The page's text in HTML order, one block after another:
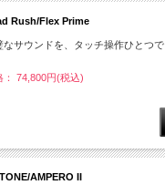
Rush/Flex Prime
なサウンドを、タッチ操作ひとつで
： 74,800円(税込)
AMPERO II